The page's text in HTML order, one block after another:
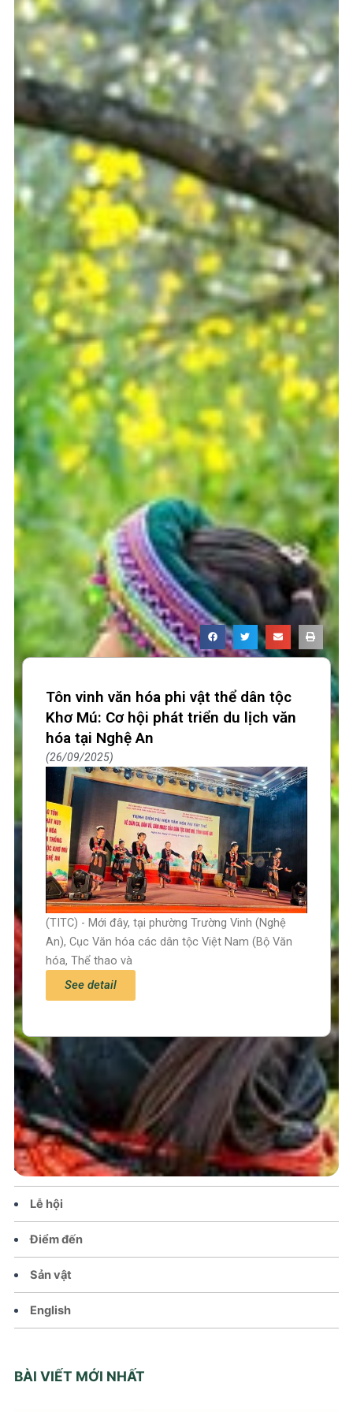
Trang chủ
Tin tức – Sự kiện
Chính sách
Văn hoá – Đời sống
Lễ hội
Điểm đến
Sản vật
English
BÀI VIẾT MỚI NHẤT
Tôn vinh văn hóa phi vật thể dân tộc
Khơ Mú: Cơ hội phát triển du lịch văn
hóa tại Nghệ An
26/09/2025
(TITC) - Mới đây, tại phường Trường Vinh (Nghệ
An), Cục Văn hóa các dân tộc Việt Nam (Bộ Văn
hóa, Thể thao và
See detail